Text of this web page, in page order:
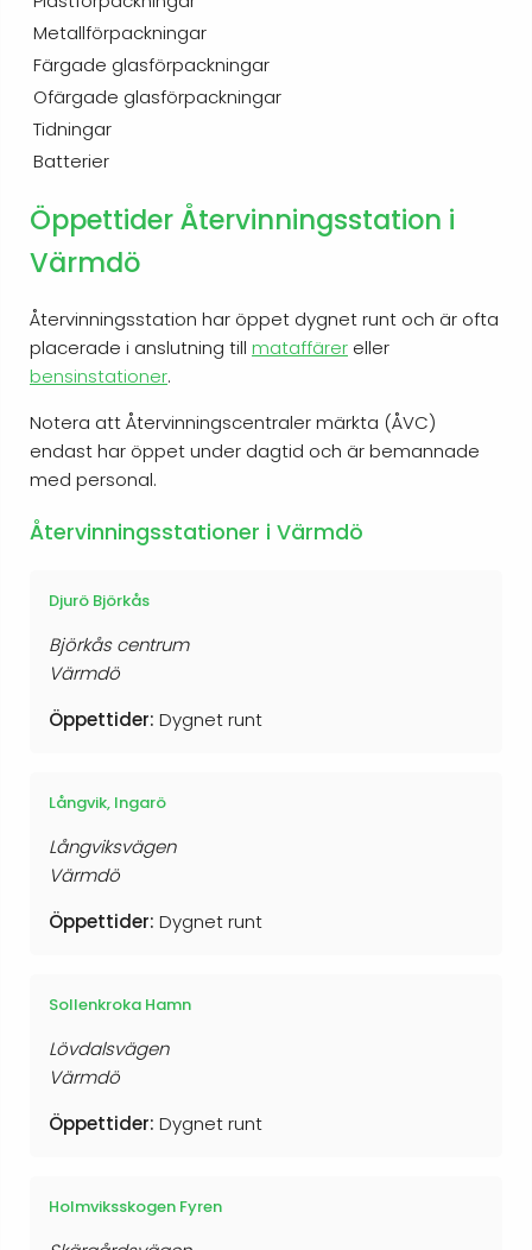
Metallförpackningar
Färgade glasförpackningar
Ofärgade glasförpackningar
Tidningar
Batterier
Öppettider Återvinningsstation i
Värmdö
Återvinningsstation har öppet dygnet runt och är ofta
placerade i anslutning till mataffärer eller
bensinstationer.
Notera att Återvinningscentraler märkta (ÅVC)
endast har öppet under dagtid och är bemannade
med personal.
Återvinningsstationer i Värmdö
Djurö Björkås
Björkås centrum
Värmdö
Öppettider: Dygnet runt
Långvik, Ingarö
Långviksvägen
Värmdö
Öppettider: Dygnet runt
Sollenkroka Hamn
Lövdalsvägen
Värmdö
Öppettider: Dygnet runt
Holmviksskogen Fyren